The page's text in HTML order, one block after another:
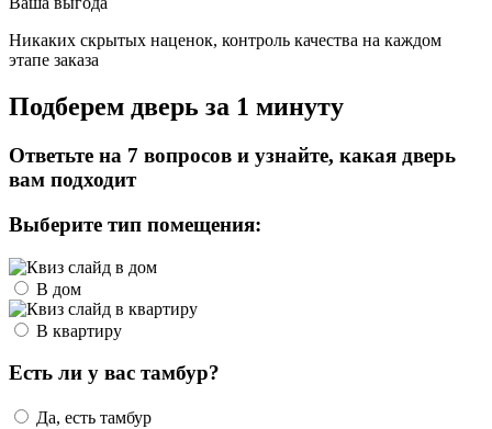
Никаких скрытых наценок, контроль качества на каждом
этапе заказа
Подберем дверь за 1 минуту
Ответьте на 7 вопросов и узнайте, какая дверь
вам подходит
Выберите тип помещения:
В дом
В квартиру
Есть ли у вас тамбур?
Да, есть тамбур